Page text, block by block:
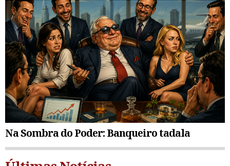
Na Sombra do Poder: Banqueiro tadala